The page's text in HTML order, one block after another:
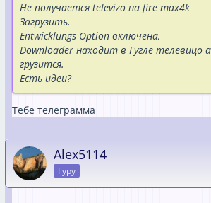
Не получается televizo на fire max4k
Загрузить.
Entwicklungs Option включена,
Downloader находит в Гугле телевицо
грузится.
Есть идеи?
Тебе телеграмма
Alex5114
Гуру